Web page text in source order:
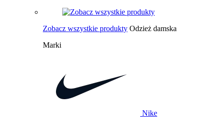
Zobacz wszystkie produkty Odzież damska
Marki
Nike